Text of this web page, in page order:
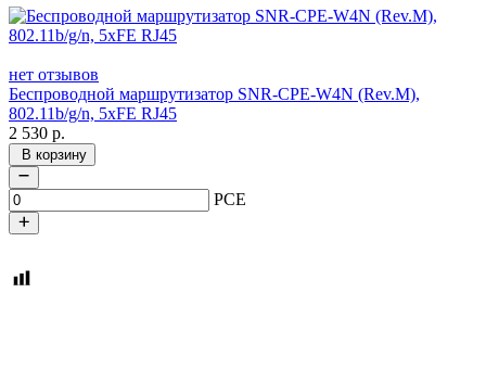
нет отзывов
Беспроводной маршрутизатор SNR-CPE-W4N (Rev.M),
802.11b/g/n, 5xFE RJ45
2 530 р.
В корзину
PCE